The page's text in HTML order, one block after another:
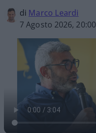
di Marco Leardi
7 Agosto 2026, 20:00